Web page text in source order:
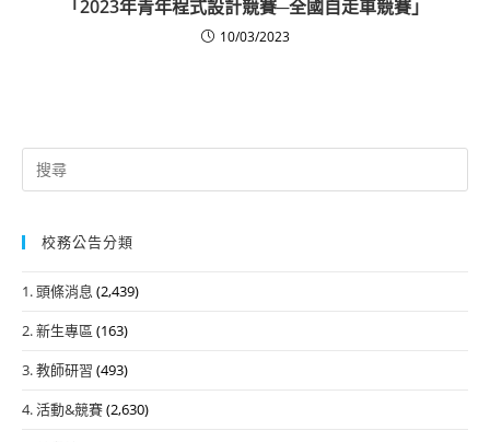
「2023年青年程式設計競賽─全國自走車競賽」
10/03/2023
Search
for:
校務公告分類
1. 頭條消息 (2,439)
2. 新生專區 (163)
3. 教師研習 (493)
4. 活動&競賽(2,630)